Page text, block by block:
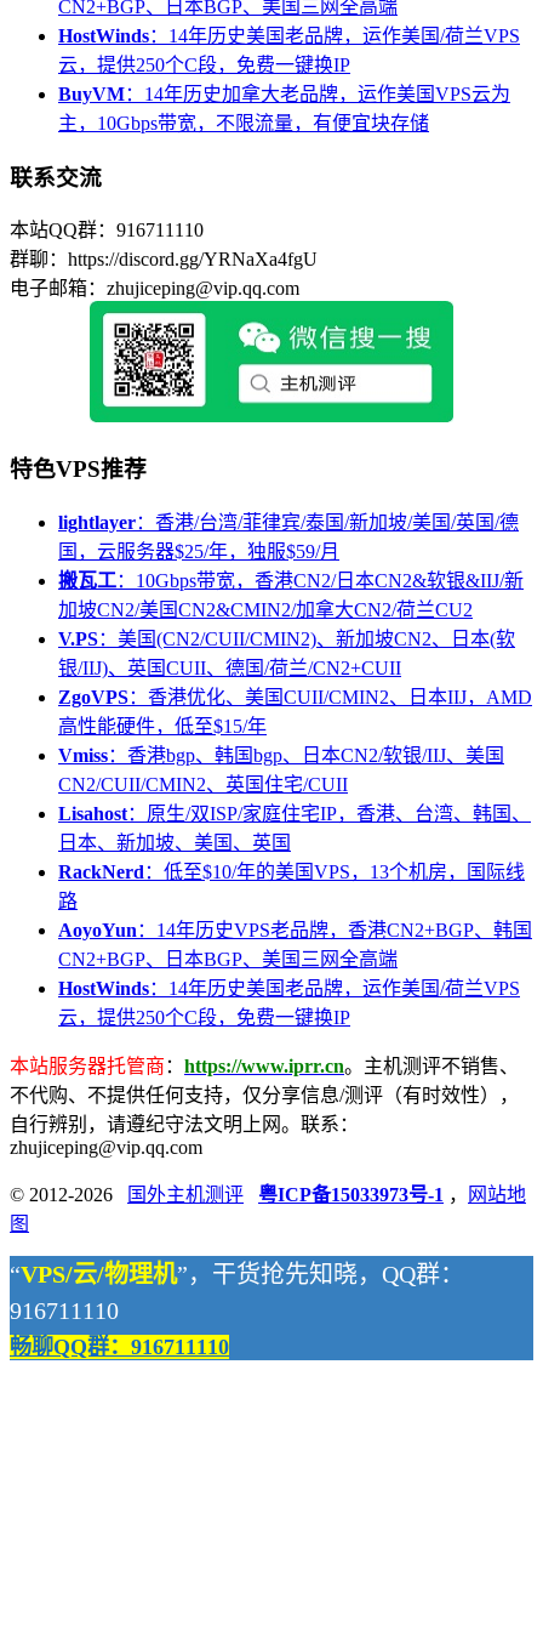
CN2+BGP、日本BGP、美国三网全高端
HostWinds：14年历史美国老品牌，运作美国/荷兰VPS
云，提供250个C段，免费一键换IP
BuyVM：14年历史加拿大老品牌，运作美国VPS云为
主，10Gbps带宽，不限流量，有便宜块存储
联系交流
本站QQ群：916711110
群聊：https://discord.gg/YRNaXa4fgU
电子邮箱：zhujiceping@vip.qq.com
特色VPS推荐
lightlayer：香港/台湾/菲律宾/泰国/新加坡/美国/英国/德
国，云服务器$25/年，独服$59/月
搬瓦工：10Gbps带宽，香港CN2/日本CN2&软银&IIJ/新
加坡CN2/美国CN2&CMIN2/加拿大CN2/荷兰CU2
V.PS：美国(CN2/CUII/CMIN2)、新加坡CN2、日本(软
银/IIJ)、英国CUII、德国/荷兰/CN2+CUII
ZgoVPS：香港优化、美国CUII/CMIN2、日本IIJ，AMD
高性能硬件，低至$15/年
Vmiss：香港bgp、韩国bgp、日本CN2/软银/IIJ、美国
CN2/CUII/CMIN2、英国住宅/CUII
Lisahost：原生/双ISP/家庭住宅IP，香港、台湾、韩国、
日本、新加坡、美国、英国
RackNerd ：低至$10/年的美国VPS，13个机房，国际线
路
AoyoYun ：14年历史VPS老品牌，香港CN2+BGP、韩国
CN2+BGP、日本BGP、美国三网全高端
HostWinds：14年历史美国老品牌，运作美国/荷兰VPS
云，提供250个C段，免费一键换IP
本站服务器托管商 ： https://www.iprr.cn。主机测评不销售、
不代购、不提供任何支持，仅分享信息/测评（有时效性），
自行辨别，请遵纪守法文明上网。联系：
zhujiceping@vip.qq.com
© 2012-2026 国外主机测评 粤ICP备15033973号-1 ，
网站地
图
“VPS/云/物理机”，干货抢先知晓，QQ群：
916711110
畅聊QQ群：916711110